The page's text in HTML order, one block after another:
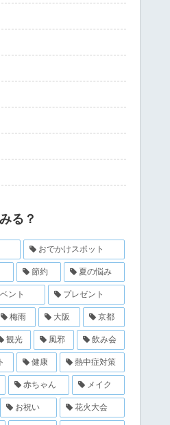
る？
おでかけスポット
節約 夏の悩み
ント プレゼント
梅雨 大阪 京都
観光 風邪 飲み会
健康 熱中症対策
赤ちゃん メイク
お祝い 花火大会